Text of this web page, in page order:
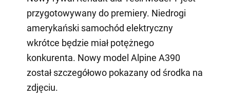
przygotowywany do premiery. Niedrogi
amerykański samochód elektryczny
wkrótce będzie miał potężnego
konkurenta. Nowy model Alpine A390
został szczegółowo pokazany od środka na
zdjęciu.